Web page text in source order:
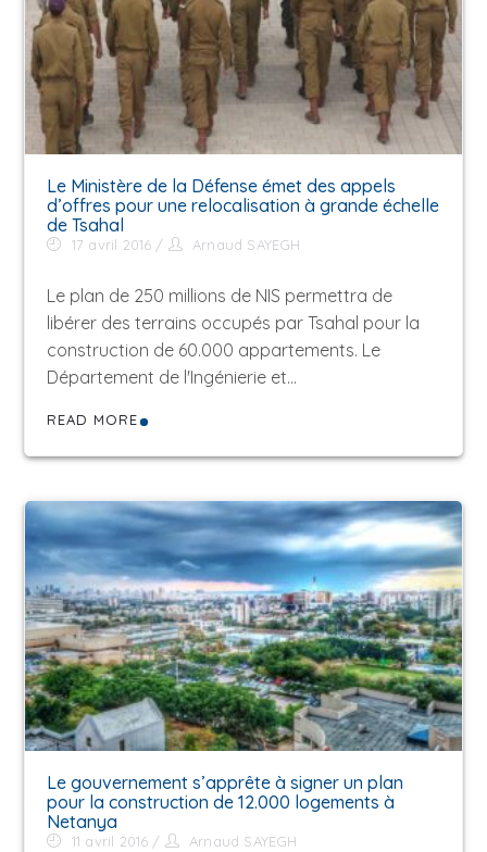
Le Ministère de la Défense émet des appels
d’offres pour une relocalisation à grande échelle
de Tsahal
17 avril 2016 Arnaud SAYEGH
Le plan de 250 millions de NIS permettra de
libérer des terrains occupés par Tsahal pour la
construction de 60.000 appartements. Le
Département de l'Ingénierie et…
READ MORE
Le gouvernement s’apprête à signer un plan
pour la construction de 12.000 logements à
Netanya
11 avril 2016 Arnaud SAYEGH